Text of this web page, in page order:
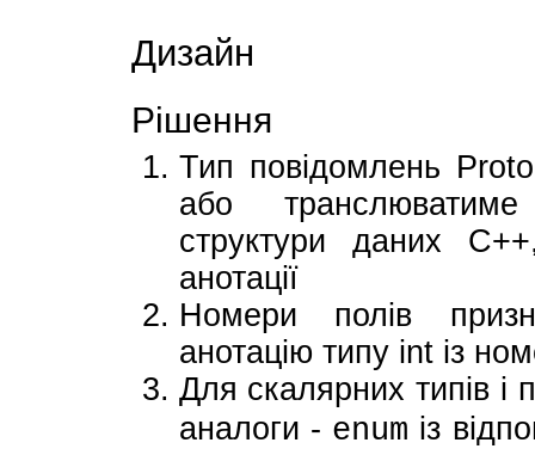
Дизайн
Рішення
Тип повідомлень
або транслюватиме
структури даних
анотації
Номери полів
анотацію типу int із
Для скалярних типів і
аналоги - enum із